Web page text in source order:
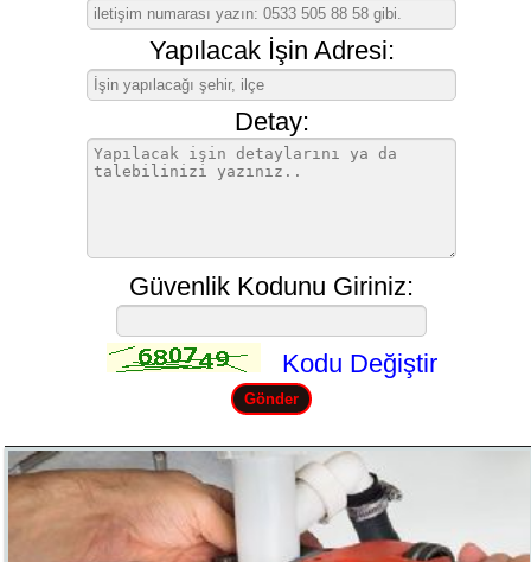
Yapılacak İşin Adresi:
Detay:
Güvenlik Kodunu Giriniz:
Kodu Değiştir